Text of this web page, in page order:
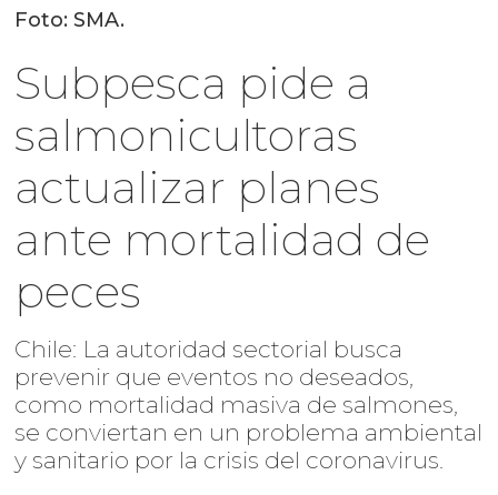
Foto: SMA.
Subpesca pide a
salmonicultoras
actualizar planes
ante mortalidad de
peces
Chile: La autoridad sectorial busca
prevenir que eventos no deseados,
como mortalidad masiva de salmones,
se conviertan en un problema ambiental
y sanitario por la crisis del coronavirus.